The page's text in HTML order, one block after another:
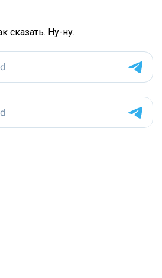
сказать. Ну-ну.